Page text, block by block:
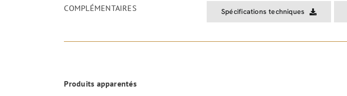
COMPLÉMENTAIRES
Spécifications techniques
Produits apparentés